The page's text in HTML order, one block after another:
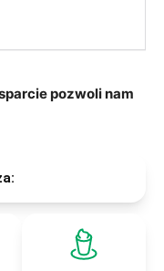
pozwoli nam